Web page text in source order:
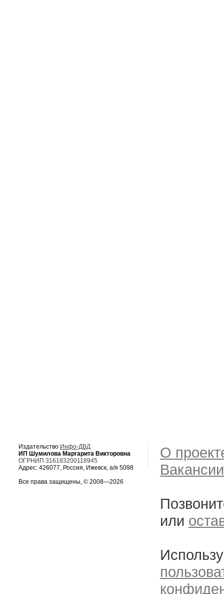
Издательство Инфо-ДВД
ИП Шумилова Маргарита Викторовна
ОГРНИП 316183200118945
Адрес: 426077, Россия, Ижевск, а/я 5098
Все права защищены, © 2008—2026
О
Вакансии
или